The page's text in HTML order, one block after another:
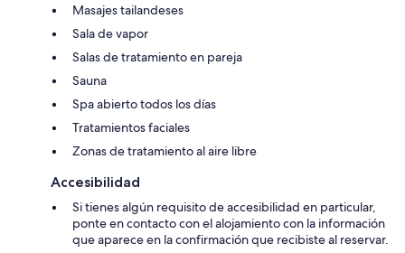
Masajes tailandeses
Sala de vapor
Salas de tratamiento en pareja
Sauna
Spa abierto todos los días
Tratamientos faciales
Zonas de tratamiento al aire libre
Accesibilidad
Si tienes algún requisito de accesibilidad en particular,
ponte en contacto con el alojamiento con la información
que aparece en la confirmación que recibiste al reservar.